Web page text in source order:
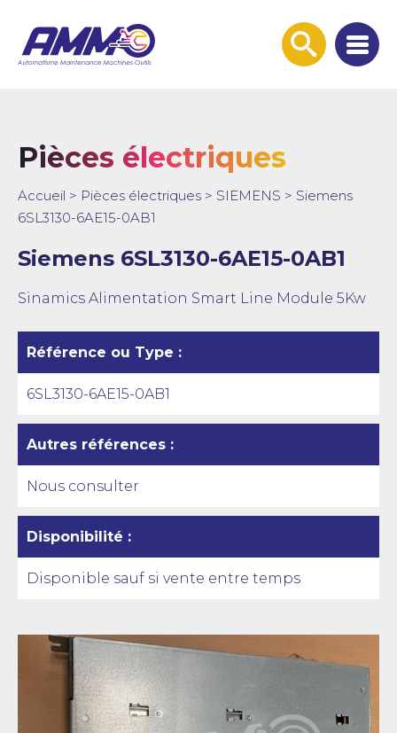
Afficher
la
Pièces électriques
Accueil > Pièces électriques > SIEMENS > Siemens
6SL3130-6AE15-0AB1
Siemens 6SL3130-6AE15-0AB1
Sinamics Alimentation Smart Line Module 5Kw
Référence ou Type :
6SL3130-6AE15-0AB1
Autres références :
Nous consulter
Disponibilité :
Disponible sauf si vente entre temps